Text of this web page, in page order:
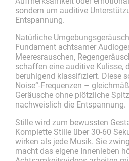
sondern um auditive
Entspannung.
Natürliche
Fundament achtsamer
Meeresrauschen,
schaffen eine auditive Kulisse,
beruhigend klassifiziert. Diese
Noise“-Frequenzen –
Geräusche ohne plötzliche
nachweislich die Entspannung.
Stille wird zum bewussten
Komplette Stille über 30-60
wirken als jede Musik. Sie
macht das eigene Innenleben